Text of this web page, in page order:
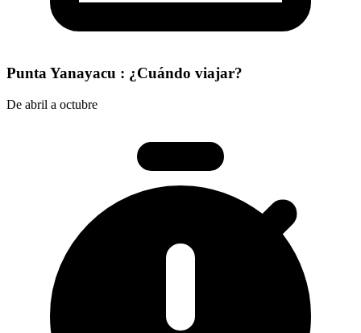
Punta Yanayacu : ¿Cuándo viajar?
De abril a octubre